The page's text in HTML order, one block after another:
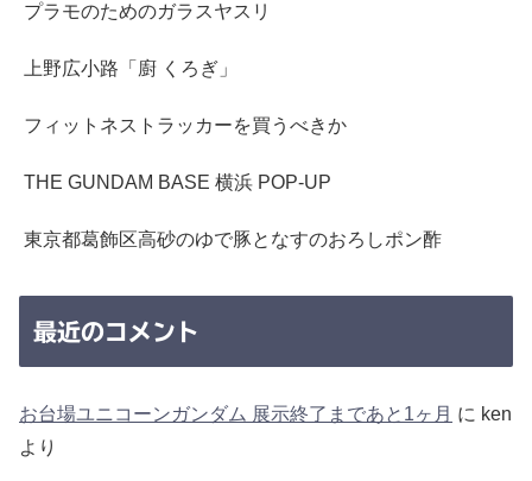
プラモのためのガラスヤスリ
上野広小路「廚 くろぎ」
フィットネストラッカーを買うべきか
THE GUNDAM BASE 横浜 POP-UP
東京都葛飾区高砂のゆで豚となすのおろしポン酢
最近のコメント
お台場ユニコーンガンダム 展示終了まであと1ヶ月 に ken
より